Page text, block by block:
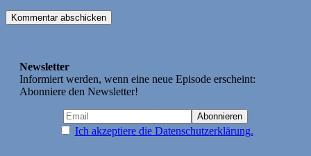
Newsletter
Informiert werden, wenn eine neue Episode erscheint:
Abonniere den Newsletter!
Ich akzeptiere die Datenschutzerklärung.